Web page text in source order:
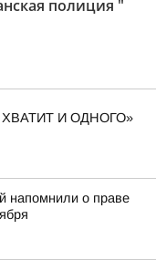
полиция "
И ОДНОГО»
напомнили о праве